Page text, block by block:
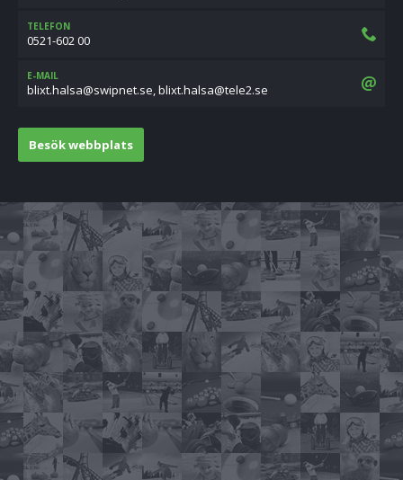
TELEFON
0521-602 00
E-MAIL
es.2elet@aslah.txilb ,es.tenpiws@aslah.txilb
Besök webbplats